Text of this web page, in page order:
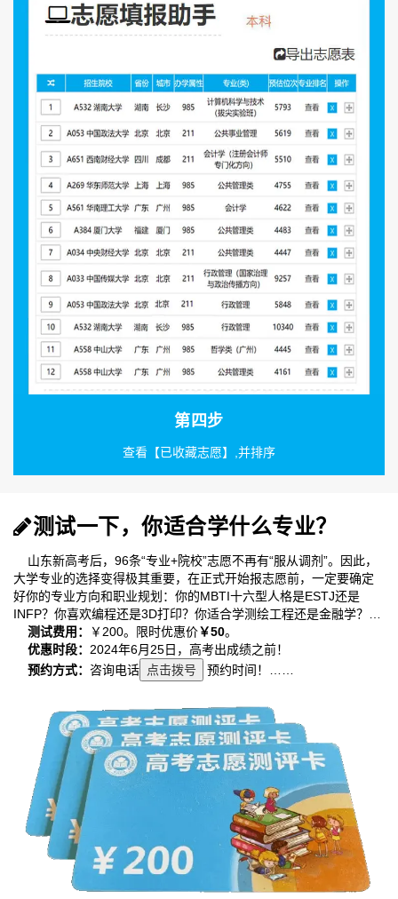
第四步
查看【已收藏志愿】,并排序
测试一下，你适合学什么专业？
山东新高考后，96条“专业+院校”志愿不再有“服从调剂”。因此，
大学专业的选择变得极其重要，在正式开始报志愿前，一定要确定
好你的专业方向和职业规划：你的MBTI十六型人格是ESTJ还是
INFP？你喜欢编程还是3D打印？你适合学测绘工程还是金融学？…
测试费用：
￥200。限时优惠价￥50。
优惠时段： 2024年6月25日，高考出成绩之前！
预约方式： 咨询电话 点击拨号 预约时间！……